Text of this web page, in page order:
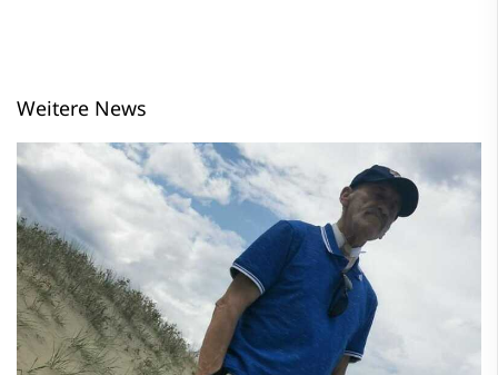
Weitere News